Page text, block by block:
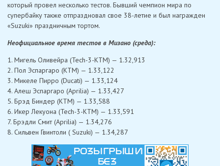
который провел несколько тестов. Бывший чемпион мира по
супербайку также отпраздновал свое 38-летие и был награжден
«Suzuki» праздничным тортом.
Неофициальное время тестов в Мизано (среда):
1. Мигель Оливейра (Tech-3-KTM) — 1.32,913
2. Пол Эспаргаро (KTM) — 1.33,122
3. Микеле Пирро (Ducati) — 1.33,124
4. Алеш Эспаргаро (Aprilia) — 1.33,427
5. Брэд Биндер (KTM) — 1.33,588
6. Икер Лекуона (Tech-3-KTM) — 1.33,591
7. Брэдли Смит (Aprilia) — 1.34,276
8. Сильвен Гвинтоли ( Suzuki) — 1.34,287